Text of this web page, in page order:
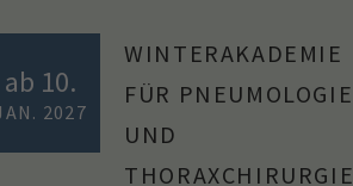
ab 10.
2027
WINTERAKADEMIE
FÜR PNEUMOLOGIE
UND
THORAXCHIRURGIE